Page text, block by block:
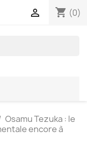
shopping_cart (0)

Osamu Tezuka : le
encore à